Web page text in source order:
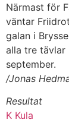
Närmast för
väntar
galan i
alla tre tävlar
september.
/Jonas
Resultat
K Kula